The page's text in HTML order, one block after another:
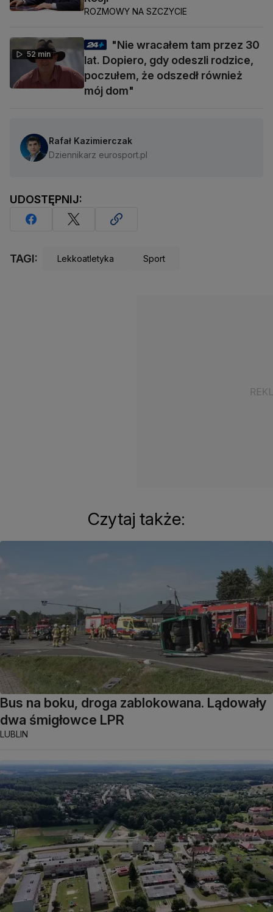
ROZMOWY NA SZCZYCIE
52 min
"Nie wracałem tam przez 30
lat. Dopiero, gdy odeszli rodzice,
poczułem, że odszedł również
mój dom"
Rafał Kazimierczak
Dziennikarz eurosport.pl
UDOSTĘPNIJ:
TAGI: Lekkoatletyka Sport
Czytaj także:
Bus na boku, droga zablokowana. Lądowały
dwa śmigłowce LPR
LUBLIN